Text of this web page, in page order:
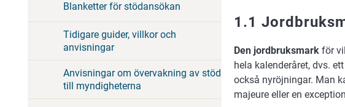
Blanketter för stödansökan
Tidigare guider, villkor och
anvisningar
Anvisningar om övervakning av stöd
till myndigheterna
1.1
Den jordbruksmark för
hela kalenderåret, dvs.
också nyröjningar. Man
majeure eller en